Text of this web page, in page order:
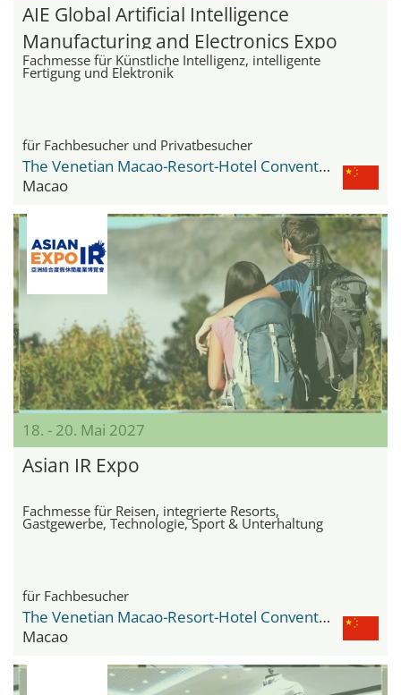
AIE Global Artificial Intelligence
Manufacturing and Electronics Expo
Fachmesse für Künstliche Intelligenz, intelligente
Fertigung und Elektronik
für Fachbesucher und Privatbesucher
The Venetian Macao-Resort-Hotel Convention & Exhibition Center
Macao
18. - 20. Mai 2027
Asian IR Expo
Fachmesse für Reisen, integrierte Resorts,
Gastgewerbe, Technologie, Sport & Unterhaltung
für Fachbesucher
The Venetian Macao-Resort-Hotel Convention & Exhibition Center
Macao